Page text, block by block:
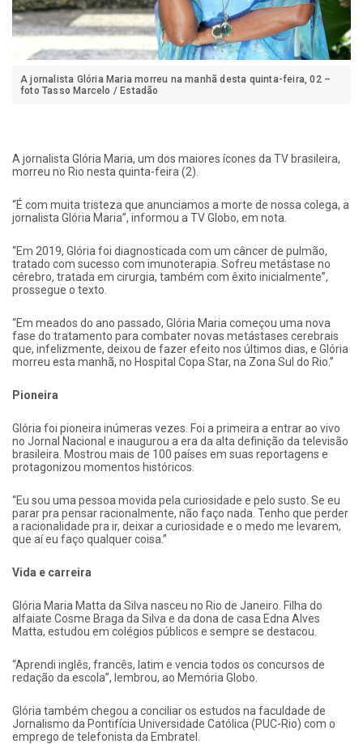
A jornalista Glória Maria morreu na manhã desta quinta-feira, 02 –
foto Tasso Marcelo / Estadão
A jornalista Glória Maria, um dos maiores ícones da TV brasileira,
morreu no Rio nesta quinta-feira (2).
“É com muita tristeza que anunciamos a morte de nossa colega, a
jornalista Glória Maria”, informou a TV Globo, em nota.
“Em 2019, Glória foi diagnosticada com um câncer de pulmão,
tratado com sucesso com imunoterapia. Sofreu metástase no
cérebro, tratada em cirurgia, também com êxito inicialmente”,
prossegue o texto.
“Em meados do ano passado, Glória Maria começou uma nova
fase do tratamento para combater novas metástases cerebrais
que, infelizmente, deixou de fazer efeito nos últimos dias, e Glória
morreu esta manhã, no Hospital Copa Star, na Zona Sul do Rio.”
Pioneira
Glória foi pioneira inúmeras vezes. Foi a primeira a entrar ao vivo
no Jornal Nacional e inaugurou a era da alta definição da televisão
brasileira. Mostrou mais de 100 países em suas reportagens e
protagonizou momentos históricos.
“Eu sou uma pessoa movida pela curiosidade e pelo susto. Se eu
parar pra pensar racionalmente, não faço nada. Tenho que perder
a racionalidade pra ir, deixar a curiosidade e o medo me levarem,
que aí eu faço qualquer coisa.”
Vida e carreira
Glória Maria Matta da Silva nasceu no Rio de Janeiro. Filha do
alfaiate Cosme Braga da Silva e da dona de casa Edna Alves
Matta, estudou em colégios públicos e sempre se destacou.
“Aprendi inglês, francês, latim e vencia todos os concursos de
redação da escola”, lembrou, ao Memória Globo.
Glória também chegou a conciliar os estudos na faculdade de
Jornalismo da Pontifícia Universidade Católica (PUC-Rio) com o
emprego de telefonista da Embratel.